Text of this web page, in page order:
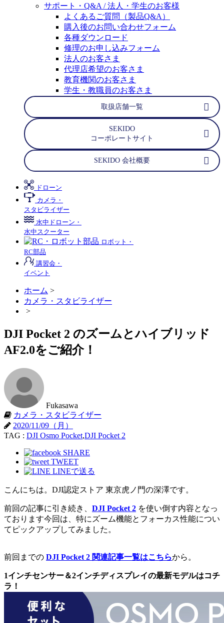
サポート・Q&A / 法人・学生のお客様
よくあるご質問（製品Q&A）
購入後のお問い合わせフォーム
各種ダウンロード
修理のお申し込みフォーム
法人のお客さま
代理店希望のお客さま
教育機関のお客さま
学生・教職員のお客さま
取扱店舗一覧
SEKIDO
コーポレートサイト
SEKIDO 会社概要
ドローン
カメラ・
スタビライザー
水中ドローン・
水中スクーター
ロボット・
RC部品
講習会・
イベント
ホーム >
カメラ・スタビライザー
>
DJI Pocket 2 のズームとハイブリッド
AF2.0をご紹介！
Fukasawa
カメラ・スタビライザー
2020/11/09（月）
TAG : DJI Osmo Pocket,DJI Pocket 2
SHARE
TWEET
LINEで送る
こんにちは。DJI認定ストア 東京虎ノ門の深澤です。
前回の記事に引き続き、 DJI Pocket 2 を使い倒す内容となっ
ております今回は、特にズーム機能とフォーカス性能につい
てピックアップしてみました。
前回までの DJI Pocket 2 関連記事一覧はこちらから。
1インチセンサー＆2インチディスプレイの最新モデルはコチ
ラ！